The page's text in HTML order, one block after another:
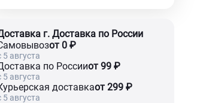
г. Доставка по России
от 0 ₽
5 августа
по Россииот 99 ₽
5 августа
доставкаот 299 ₽
5 августа